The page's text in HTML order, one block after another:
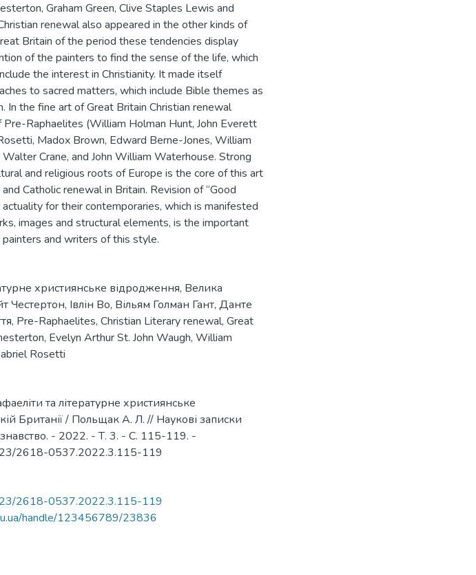
Graham Green, Clive Staples Lewis and
renewal also appeared in the other kinds of
Britain of the period these tendencies display
of the painters to find the sense of the life, which
the interest in Christianity. It made itself
to sacred matters, which include Bible themes as
In the fine art of Great Britain Christian renewal
Raphaelites (William Holman Hunt, John Everett
Madox Brown, Edward Berne-Jones, William
Crane, and John William Waterhouse. Strong
and religious roots of Europe is the core of this art
Catholic renewal in Britain. Revision of “Good
for their contemporaries, which is manifested
images and structural elements, is the important
and writers of this style.
християнське відродження, Велика
Честертон, Івлін Во, Вільям Голман Гант, Данте
, Pre-Raphaelites, Christian Literary renewal, Great
, Evelyn Arthur St. John Waugh, William
Rosetti
та літературне християнське
Британії / Польщак А. Л. // Наукові записки
- 2022. - Т. 3. - С. 115-119. -
2618-0537.2022.3.115-119
2618-0537.2022.3.115-119
handle/123456789/23836